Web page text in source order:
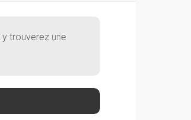
trouverez une